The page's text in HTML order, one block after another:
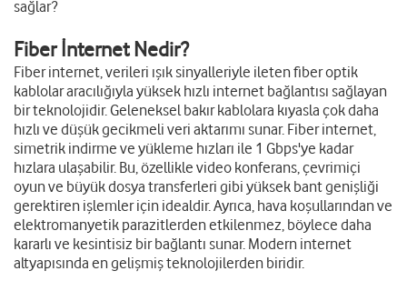
sağlar?
Fiber İnternet Nedir?
Fiber internet, verileri ışık sinyalleriyle ileten fiber optik
kablolar aracılığıyla yüksek hızlı internet bağlantısı sağlayan
bir teknolojidir. Geleneksel bakır kablolara kıyasla çok daha
hızlı ve düşük gecikmeli veri aktarımı sunar. Fiber internet,
simetrik indirme ve yükleme hızları ile 1 Gbps'ye kadar
hızlara ulaşabilir. Bu, özellikle video konferans, çevrimiçi
oyun ve büyük dosya transferleri gibi yüksek bant genişliği
gerektiren işlemler için idealdir. Ayrıca, hava koşullarından ve
elektromanyetik parazitlerden etkilenmez, böylece daha
kararlı ve kesintisiz bir bağlantı sunar. Modern internet
altyapısında en gelişmiş teknolojilerden biridir.